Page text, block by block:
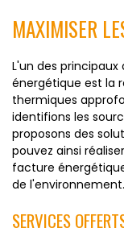
MAXIMISER
L'un des
énergétique est la
thermiques
identifions les
proposons des
pouvez ainsi
facture
de l'environnement.
SERVICES